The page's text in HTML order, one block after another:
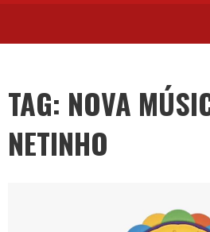
TAG: NOVA
NETINHO